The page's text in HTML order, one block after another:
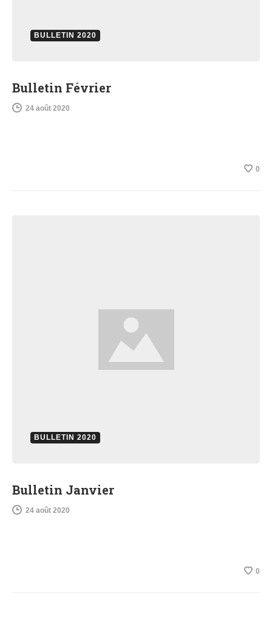
BULLETIN 2020
Bulletin Février
24 août 2020
0
BULLETIN 2020
Bulletin Janvier
24 août 2020
0